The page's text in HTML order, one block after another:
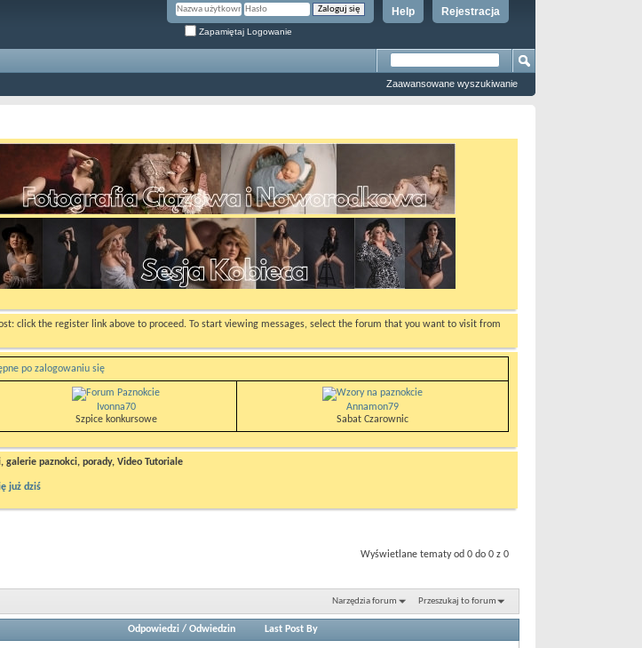
Rejestracja
Help
Zapamiętaj Logowanie
Zaawansowane wyszukiwanie
click the register link above to proceed. To start viewing messages, select the forum that you want to visit from
po zalogowaniu się
Ivonna70
Szpice konkursowe
Annamon79
Sabat Czarownic
paznokci, porady, Video Tutoriale
już dziś
Wyświetlane tematy od 0 do 0 z 0
Narzędzia forum Przeszukaj to forum
Odpowiedzi/ Odwiedzin Last Post By